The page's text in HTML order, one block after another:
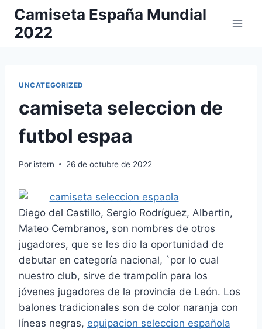
Saltar
contenido
Camiseta España Mundial
2022
UNCATEGORIZED
camiseta seleccion de
futbol espaa
Por istern 26 de octubre de 2022
Diego del Castillo, Sergio Rodríguez, Albertin,
Mateo Cembranos, son nombres de otros
jugadores, que se les dio la oportunidad de
debutar en categoría nacional, `por lo cual
nuestro club, sirve de trampolín para los
jóvenes jugadores de la provincia de León. Los
balones tradicionales son de color naranja con
líneas negras, equipacion seleccion española